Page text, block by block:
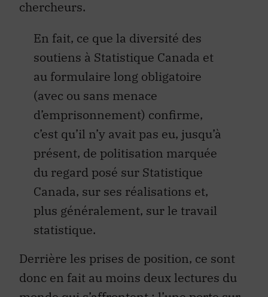
chercheurs.
En fait, ce que la diversité des
soutiens à Statistique Canada et
au formulaire long obligatoire
(avec ou sans menace
d’emprisonnement) confirme,
c’est qu’il n’y avait pas eu, jusqu’à
présent, de politisation marquée
du regard posé sur Statistique
Canada, sur ses réalisations et,
plus généralement, sur le travail
statistique.
Derrière les prises de position, ce sont
donc en fait au moins deux lectures du